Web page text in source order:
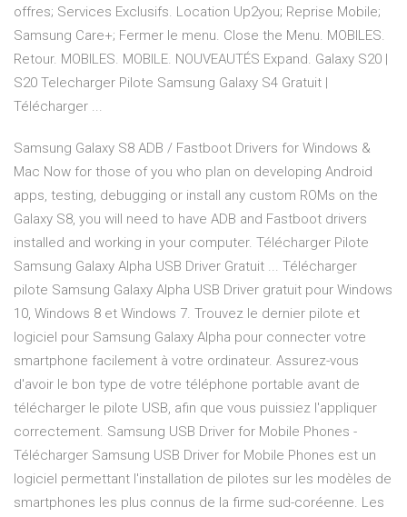
offres; Services Exclusifs. Location Up2you; Reprise Mobile;
Samsung Care+; Fermer le menu. Close the Menu. MOBILES.
Retour. MOBILES. MOBILE. NOUVEAUTÉS Expand. Galaxy S20 |
S20 Telecharger Pilote Samsung Galaxy S4 Gratuit |
Télécharger ...
Samsung Galaxy S8 ADB / Fastboot Drivers for Windows &
Mac Now for those of you who plan on developing Android
apps, testing, debugging or install any custom ROMs on the
Galaxy S8, you will need to have ADB and Fastboot drivers
installed and working in your computer. Télécharger Pilote
Samsung Galaxy Alpha USB Driver Gratuit ... Télécharger
pilote Samsung Galaxy Alpha USB Driver gratuit pour Windows
10, Windows 8 et Windows 7. Trouvez le dernier pilote et
logiciel pour Samsung Galaxy Alpha pour connecter votre
smartphone facilement à votre ordinateur. Assurez-vous
d'avoir le bon type de votre téléphone portable avant de
télécharger le pilote USB, afin que vous puissiez l'appliquer
correctement. Samsung USB Driver for Mobile Phones -
Télécharger Samsung USB Driver for Mobile Phones est un
logiciel permettant l'installation de pilotes sur les modèles de
smartphones les plus connus de la firme sud-coréenne. Les